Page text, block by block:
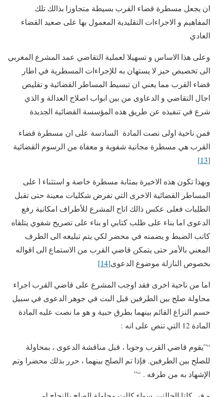
ان يجعل مسطرة قضاء القرب بسيطة متجاوزا بذالك تلك
المفاهيم و الاجراءات التقليدية المعمول بها على صعيد القضاء
العادي
وعلى هذا الاساس و تسهيلا لعملية التقاضي عمد المشرع المغربي
الى تخصيص حيز لا يستهان به للإجراءات المسطرية في اطار
قضاء القرب مما يعني ان تبسيط المساطر القضائية و تقليص
اجال التقاضي و الدعاوى من بين ابواب اصلاح العدالة و الذي
شرع في تنفيذه عن طريق هذه المؤسسة القضائية الجديدة
فمن ناحية اولى نصت المادة السادسة على ان مسطرة قضاء
القرب هي مسطرة مجانية شفوية و معفاة من الرسوم القضائية
[13]
وبهذا تكون هذه الاخيرة بمثابة مسطرة خاصة و استثناء ا على
المساطر القضائية الاخرى التي تفرض شكليات معينة حتى تقبل
الطلبات فعلى عكس ذالك اتاح المشرع للأطراف امكانية رفع
الدعوى اما بناء على طلب كتابي او بناء على تصريح شفوي يتلقاه
كاتب الضبط و يضمنه في محضر لكي يتم تبليغه الى الطرف
المعني بالأمر حتى يتمكن قاضي القرب من الاستماع الى اقواله
بخصوص النازلة موضوع الدعوى[14]
اما من ناحية اخرى فقد اوجب المشرع على قاضي القرب اجراء
محاولة صلح بين الطرفين قبل البت في جوهر الدعوى في سبيل
حسم النزاع القائم بينهما بطرق حبية و هو ما نصت عليه المادة
المادة 12 التي تنص على انه :
“”يقوم قاضي القرب وجوبا ، قبل مناقشة الدعوى ، بمحاولة
للصلح بين الطرفين. فإذا تم الصلح بينهما ، حرر بذلك محضرا وتم
الإشهاد به من طرفه . “”